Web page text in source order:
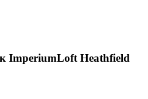
ImperiumLoft Heathfield